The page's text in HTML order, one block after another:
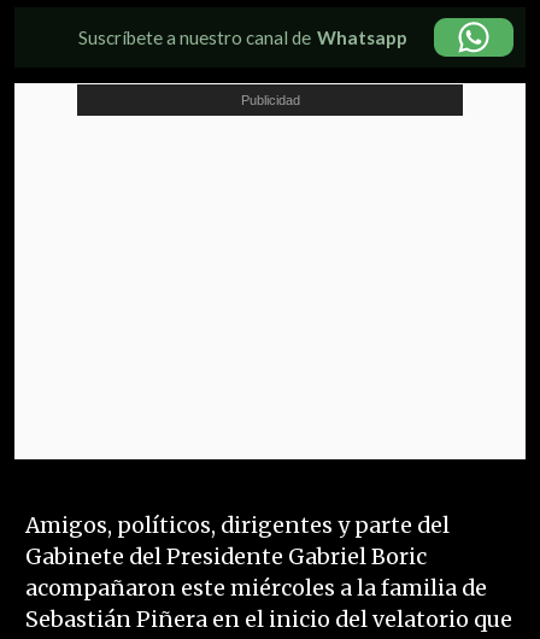
Suscríbete a nuestro canal de Whatsapp
Amigos, políticos, dirigentes y parte del
Gabinete del Presidente Gabriel Boric
acompañaron este miércoles a la familia de
Sebastián Piñera en el inicio del velatorio que